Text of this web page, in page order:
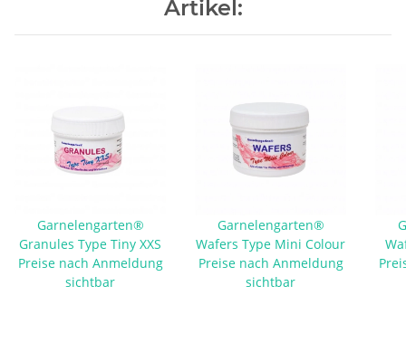
Artikel:
Garnelengarten®
Granules Type Tiny XXS
Preise nach Anmeldung
sichtbar
Garnelengarten®
Wafers Type Mini Colour
Preise nach Anmeldung
sichtbar